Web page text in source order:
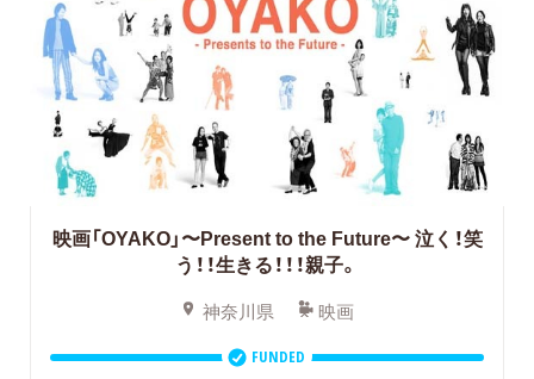
映画「OYAKO」〜Present to the Future〜 泣く！笑
う！！生きる！！！親子。
神奈川県 映画
FUNDED